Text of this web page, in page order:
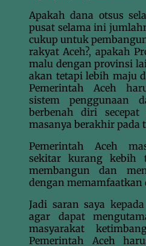
Apakah dana otsus
pusat selama ini
cukup untuk
rakyat Aceh?, apakah
malu dengan provinsi
akan tetapi lebih maju
Pemerintah Aceh
sistem penggunaan
berbenah diri
masanya berakhir pada
Pemerintah Aceh
sekitar kurang
membangun dan
dengan memamfaatkan
Jadi saran saya
agar dapat
masyarakat
Pemerintah Aceh